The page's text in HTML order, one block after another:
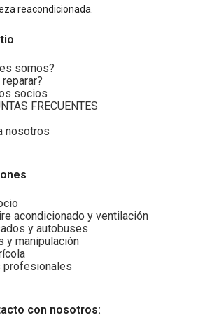
reacondicionada.
somos?
socios
FRECUENTES
nosotros
acondicionado y ventilación
y autobuses
y manipulación
profesionales
con nosotros: